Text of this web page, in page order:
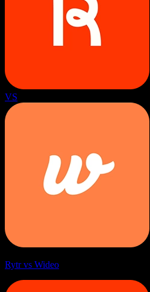
VS
Rytr vs Wideo